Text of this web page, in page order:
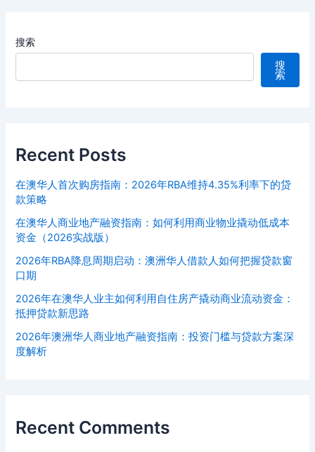
搜索
搜
索
Recent Posts
在澳华人首次购房指南：2026年RBA维持4.35%利率下的贷
款策略
在澳华人商业地产融资指南：如何利用商业物业撬动低成本
资金（2026实战版）
2026年RBA降息周期启动：澳洲华人借款人如何把握贷款窗
口期
2026年在澳华人业主如何利用自住房产撬动商业流动资金：
抵押贷款新思路
2026年澳洲华人商业地产融资指南：投资门槛与贷款方案深
度解析
Recent Comments